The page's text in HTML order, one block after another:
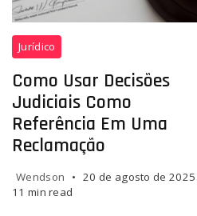
Jurisprudências
do
TJSP
Jurídico
Como Usar Decisões
Judiciais Como
Referência Em Uma
Reclamação
Wendson
20 de agosto de 2025
11 min read